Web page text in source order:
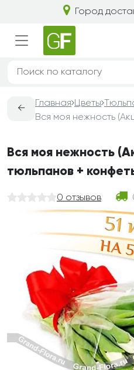
Город
←
Главная Цветы
Вся моя нежность
тюльпанов +
0 отзывов